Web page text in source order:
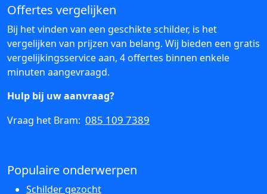
Offertes vergelijken
Bij het vinden van een geschikte schilder, is het
vergelijken van prijzen van belang. Wij bieden een gratis
vergelijkingsservice aan, 4 offertes binnen enkele
minuten aangevraagd.
Hulp bij uw aanvraag?
Vraag het Bram: 085 109 7389
Populaire onderwerpen
Schilder gezocht